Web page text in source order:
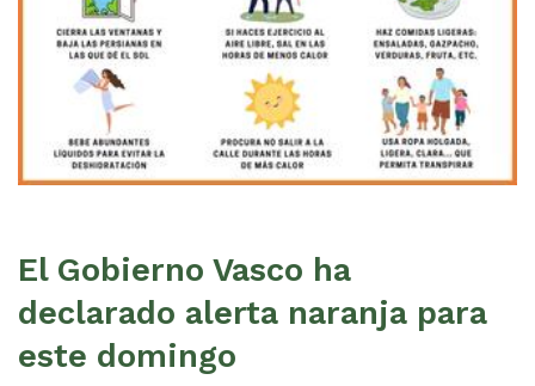
El Gobierno Vasco ha
declarado alerta naranja para
este domingo